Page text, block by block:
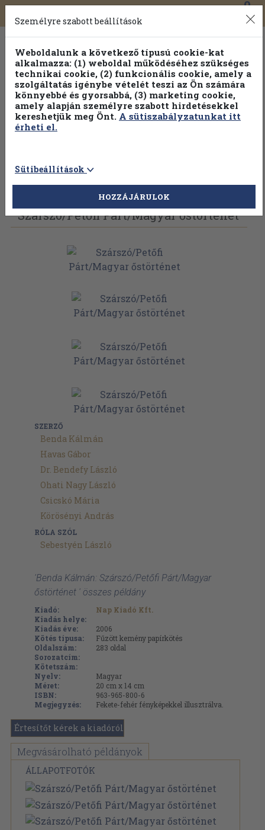
Toggle
navigation
0
Vissza az előző oldalra Válasszon példányt
Szárszó/Petőfi Párt/Magyar őstörténet
SZERZŐ
Benda Kálmán
Havas Gábor
Dr. Bendefy László
Ohati Nagy László
Csicskó Mária
Körösényi András
RÓLA SZÓL
Sebestyén László
'Benda Kálmán: Szárszó/Petőfi Párt/Magyar
őstörténet ' összes példány
Kiadó:
Nap Kiadó Kft.
Kiadás helye:
Kiadás éve:
2006
Kötés típusa:
Fűzött kemény papírkötés
Oldalszám:
283 oldal
Sorozatcím:
Kötetszám:
Nyelv:
Magyar
Méret:
20 cm x 14 cm
ISBN:
963-965-800-6
Megjegyzés:
Fekete-fehér fényképekkel illusztrálva.
Értesítőt kérek a kiadóról
Megvásárolható példányok
ÁLLAPOTFOTÓK
Személyre szabott beállítások
Weboldalunk a következő típusú cookie-kat
alkalmazza: (1) weboldal működéséhez szükséges
technikai cookie, (2) funkcionális cookie, amely a
szolgáltatás igénybe vételét teszi az Ön számára
könnyebbé és gyorsabbá, (3) marketing cookie,
amely alapján személyre szabott hirdetésekkel
kereshetjük meg Önt. A sütiszabályzatunkat itt
érheti el.
Sütibeállítások
HOZZÁJÁRULOK